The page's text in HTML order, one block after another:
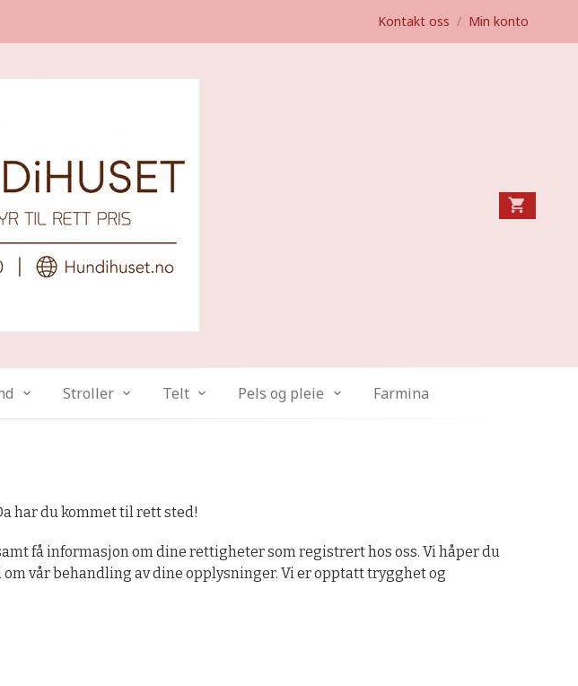
Kontakt oss / Min konto
Stroller Telt Pels og pleie Farmina
har du kommet til rett sted!
få informasjon om dine rettigheter som registrert hos oss. Vi håper du
vår behandling av dine opplysninger. Vi er opptatt trygghet og